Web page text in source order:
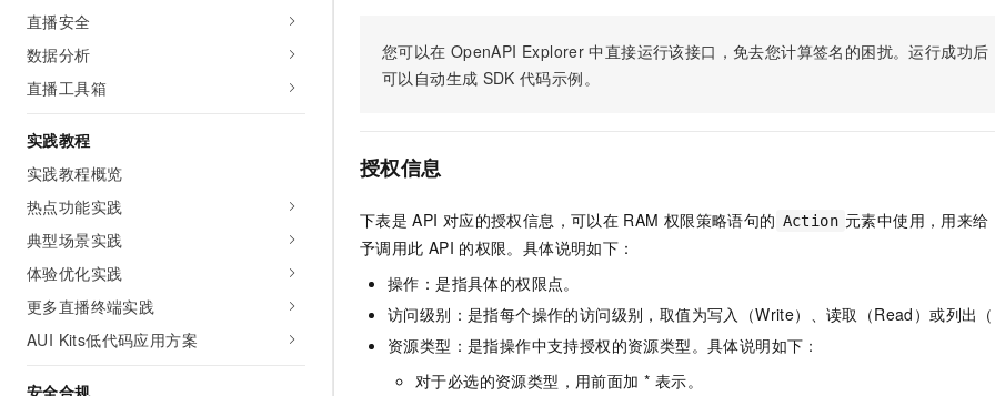
直播安全
数据分析
直播工具箱
实践教程
实践教程概览
热点功能实践
典型场景实践
体验优化实践
更多直播终端实践
AUI Kits低代码应用方案
安全合规
您可以在 OpenAPI Explorer 中直接运行该接口，免去您计算签名的困扰。运行成功
可以自动生成 SDK 代码示例。
授权信息
下表是 API 对应的授权信息，可以在 RAM 权限策略语句的 Action 元素中使用，用来给
予调用此 API 的权限。具体说明如下：
操作：是指具体的权限点。
访问级别：是指每个操作的访问级别，取值为写入（Write）、读取（Read）或列出
资源类型：是指操作中支持授权的资源类型。具体说明如下：
对于必选的资源类型，用前面加 * 表示。
快速部署 Dify，高效搭建 AI 应用
Serverless
开发工具